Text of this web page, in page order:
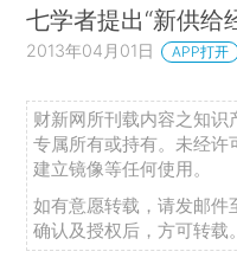
访谈的部分摘录，
对“经济学作为一门科
萨缪尔森：经济
是艺术和科学元素的
需要学习的第一门和
永远达不到精确，但
和处理数据的方式。
七学者提出“新供给
2013年04月01日 APP打开
财新网所刊载内容之知识
专属所有或持有。未经许
建立镜像等任何使用。
如有意愿转载，请发邮件
确认及授权后，方可转载。